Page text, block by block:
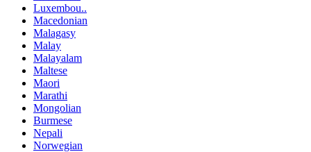
Luxembou..
Macedonian
Malagasy
Malay
Malayalam
Maltese
Maori
Marathi
Mongolian
Burmese
Nepali
Norwegian